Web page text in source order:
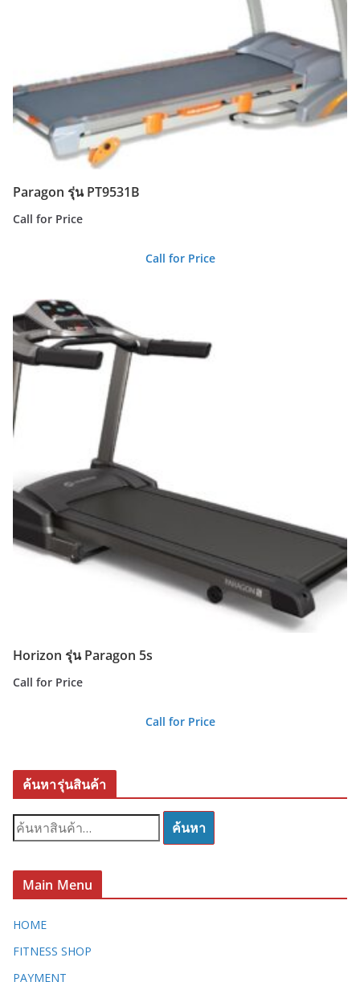
Paragon รุ่น PT9531B
Call for Price
Call for Price
Horizon รุ่น Paragon 5s
Call for Price
Call for Price
ค้นหารุ่นสินค้า
ค้
น
:
ค้นหา
Main Menu
HOME
FITNESS SHOP
PAYMENT